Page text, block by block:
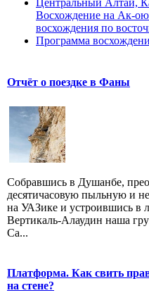
Восхождение на Ак-
восхождения по
Программа
Отчёт о поездке в Фаны
Собравшись в Душанбе,
десятичасовую пыльную и
на УАЗике и устроившись в
Вертикаль-Алаудин наша
Са...
Платформа. Как свить
на стене?